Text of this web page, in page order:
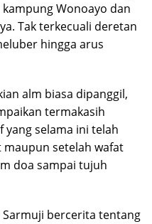
Wonoayo dan
Tak terkecuali deretan
hingga arus
alm biasa dipanggil,
termakasih
selama ini telah
setelah wafat
doa sampai tujuh
bercerita tentang